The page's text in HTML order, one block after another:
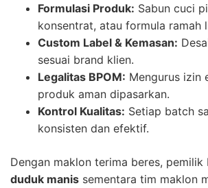
Formulasi Produk: Sabun cuci
konsentrat, atau formula ramah
Custom Label & Kemasan:
sesuai brand klien.
Legalitas BPOM: Mengurus izin
produk aman dipasarkan.
Kontrol Kualitas: Setiap batch
konsisten dan efektif.
Dengan maklon terima beres, pemilik
duduk manis sementara tim maklon